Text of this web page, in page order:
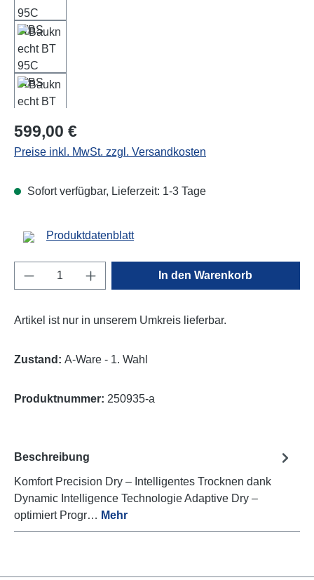
Regulärer Preis:
599,00 €
Preise inkl. MwSt. zzgl. Versandkosten
Sofort verfügbar, Lieferzeit: 1-3 Tage
Produktdatenblatt
Produkt Anzahl: Gib den gewünschten
In den Warenkorb
Artikel ist nur in unserem Umkreis lieferbar.
Zustand: A-Ware - 1. Wahl
Produktnummer: 250935-a
Beschreibung
Komfort Precision Dry – Intelligentes Trocknen dank
Dynamic Intelligence Technologie Adaptive Dry –
optimiert Progr… Mehr